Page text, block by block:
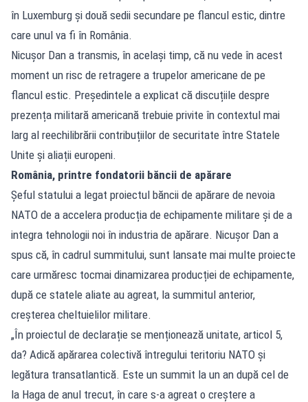
în Luxemburg și două sedii secundare pe flancul estic, dintre
care unul va fi în România.
Nicușor Dan a transmis, în același timp, că nu vede în acest
moment un risc de retragere a trupelor americane de pe
flancul estic. Președintele a explicat că discuțiile despre
prezența militară americană trebuie privite în contextul mai
larg al reechilibrării contribuțiilor de securitate între Statele
Unite și aliații europeni.
România, printre fondatorii băncii de apărare
Șeful statului a legat proiectul băncii de apărare de nevoia
NATO de a accelera producția de echipamente militare și de a
integra tehnologii noi în industria de apărare. Nicușor Dan a
spus că, în cadrul summitului, sunt lansate mai multe proiecte
care urmăresc tocmai dinamizarea producției de echipamente,
după ce statele aliate au agreat, la summitul anterior,
creșterea cheltuielilor militare.
„În proiectul de declarație se menționează unitate, articol 5,
da? Adică apărarea colectivă întregului teritoriu NATO și
legătura transatlantică. Este un summit la un an după cel de
la Haga de anul trecut, în care s-a agreat o creștere a